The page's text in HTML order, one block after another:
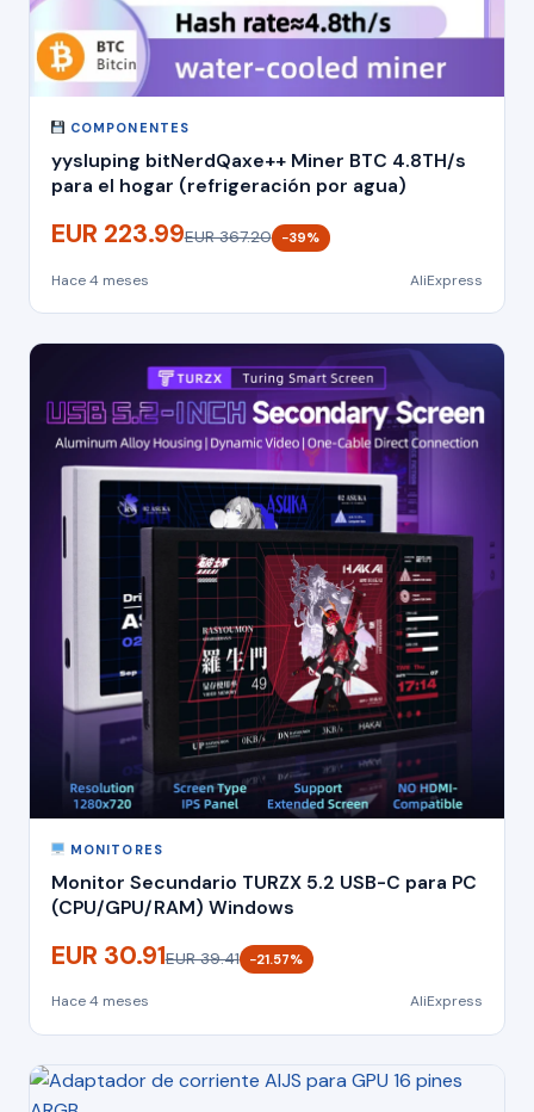
COMPONENTES
yysluping bitNerdQaxe++ Miner BTC 4.8TH/s
para el hogar (refrigeración por agua)
EUR 223.99EUR 367.20 −39%
Hace 4 meses AliExpress
MONITORES
Monitor Secundario TURZX 5.2 USB-C para PC
(CPU/GPU/RAM) Windows
EUR 30.91EUR 39.41 −21.57%
Hace 4 meses AliExpress